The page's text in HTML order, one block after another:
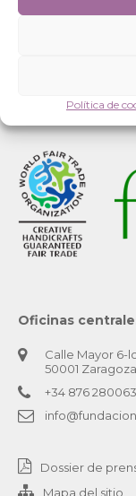
Política de
Oficinas
Calle Mayor 6-
50001
+34 876 280063
Dossier de
Mapa del sitio